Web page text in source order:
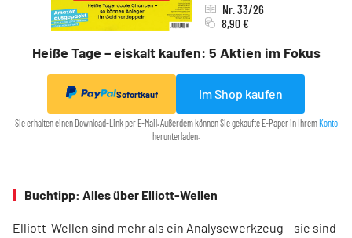
Heiße Tage – eiskalt kaufen: 5 Aktien im Fokus
Nr. 33/26
8,90 €
Sofortkauf Im Shop kaufen
Sie erhalten einen Download-Link per E-Mail. Außerdem können Sie gekaufte E-Paper in Ihrem Konto
herunterladen.
Buchtipp: Alles über Elliott-Wellen
Elliott-Wellen sind mehr als ein Analysewerkzeug – sie sind